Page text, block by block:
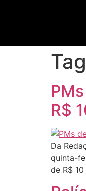
R$
Da
quinta-
de R$